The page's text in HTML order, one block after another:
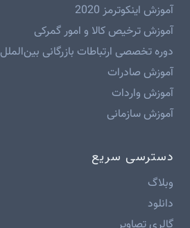
آموزش اینکوترمز 2020
آموزش ترخیص کالا و امور گمرکی
دوره تخصصی ارتباطات بازرگانی بین‌الملل
آموزش صادرات
آموزش واردات
آموزش سازمانی
دسترسی سریع
وبلاگ
دانلود